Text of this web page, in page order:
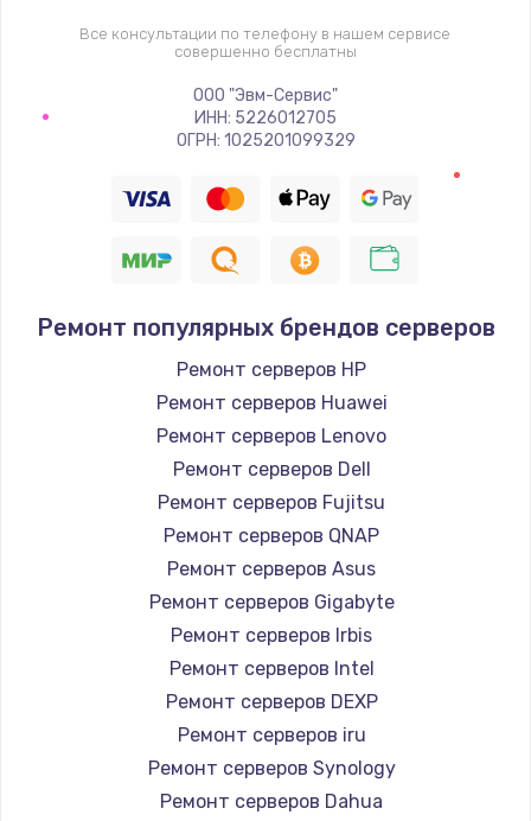
Все консультации по телефону в нашем сервисе
совершенно бесплатны
ООО "Эвм-Сервис"
ИНН: 5226012705
ОГРН: 1025201099329
Ремонт популярных брендов серверов
Ремонт серверов HP
Ремонт серверов Huawei
Ремонт серверов Lenovo
Ремонт серверов Dell
Ремонт серверов Fujitsu
Ремонт серверов QNAP
Ремонт серверов Asus
Ремонт серверов Gigabyte
Ремонт серверов Irbis
Ремонт серверов Intel
Ремонт серверов DEXP
Ремонт серверов iru
Ремонт серверов Synology
Ремонт серверов Dahua